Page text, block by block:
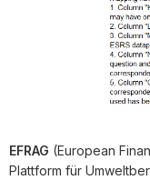
EFRAG (European
Plattform für